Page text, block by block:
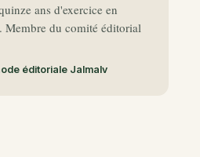
ans d'exercice en
Membre du comité éditorial
éditoriale Jalmalv